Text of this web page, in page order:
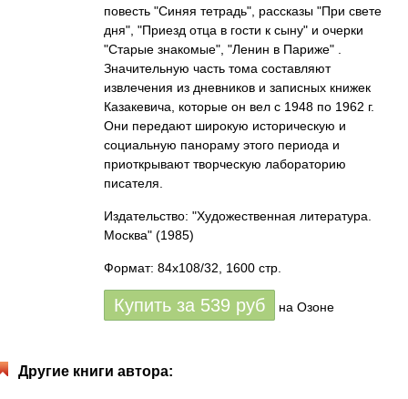
повесть "Синяя тетрадь", рассказы "При свете
дня", "Приезд отца в гости к сыну" и очерки
"Старые знакомые", "Ленин в Париже" .
Значительную часть тома составляют
извлечения из дневников и записных книжек
Казакевича, которые он вел с 1948 по 1962 г.
Они передают широкую историческую и
социальную панораму этого периода и
приоткрывают творческую лабораторию
писателя.
Издательство: "Художественная литература.
Москва" (1985)
Формат: 84x108/32, 1600 стр.
Купить за 539 руб на Озоне
Другие книги автора: